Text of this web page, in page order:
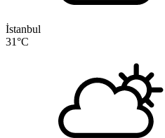
İstanbul
31°C